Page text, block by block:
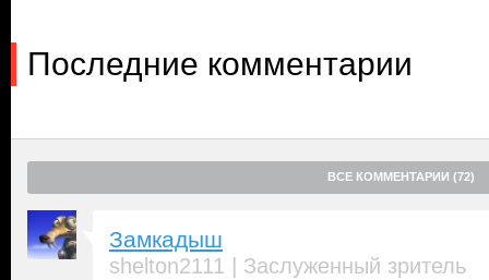
Последние комментарии
ВСЕ КОММЕНТАРИИ (72)
Замкадыш
shelton2111 | Заслуженный зритель